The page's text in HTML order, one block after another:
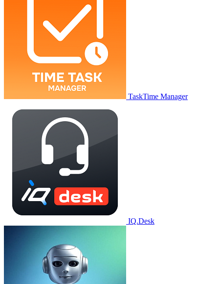
TaskTime Manager
IQ.Desk